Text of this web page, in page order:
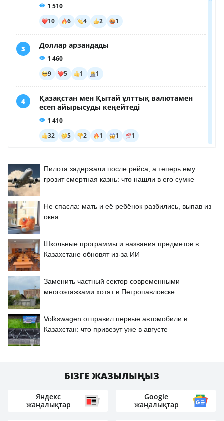
Пилота задержали после рейса, а теперь ему
грозит смертная казнь: что нашли в его сумке
Не спасла: мать и её ребёнок разбились, выпав из
окна
Школьные программы и названия предметов в
Казахстане обновят из-за ИИ
Заменить частный сектор современными
многоэтажками хотят в Петропавловске
Volkswagen отправил первые автомобили в
Казахстан: что привезут уже в августе
БІЗГЕ ЖАЗЫЛЫҢЫЗ
Яндекс
жаңалықтар
Google
жаңалықтар